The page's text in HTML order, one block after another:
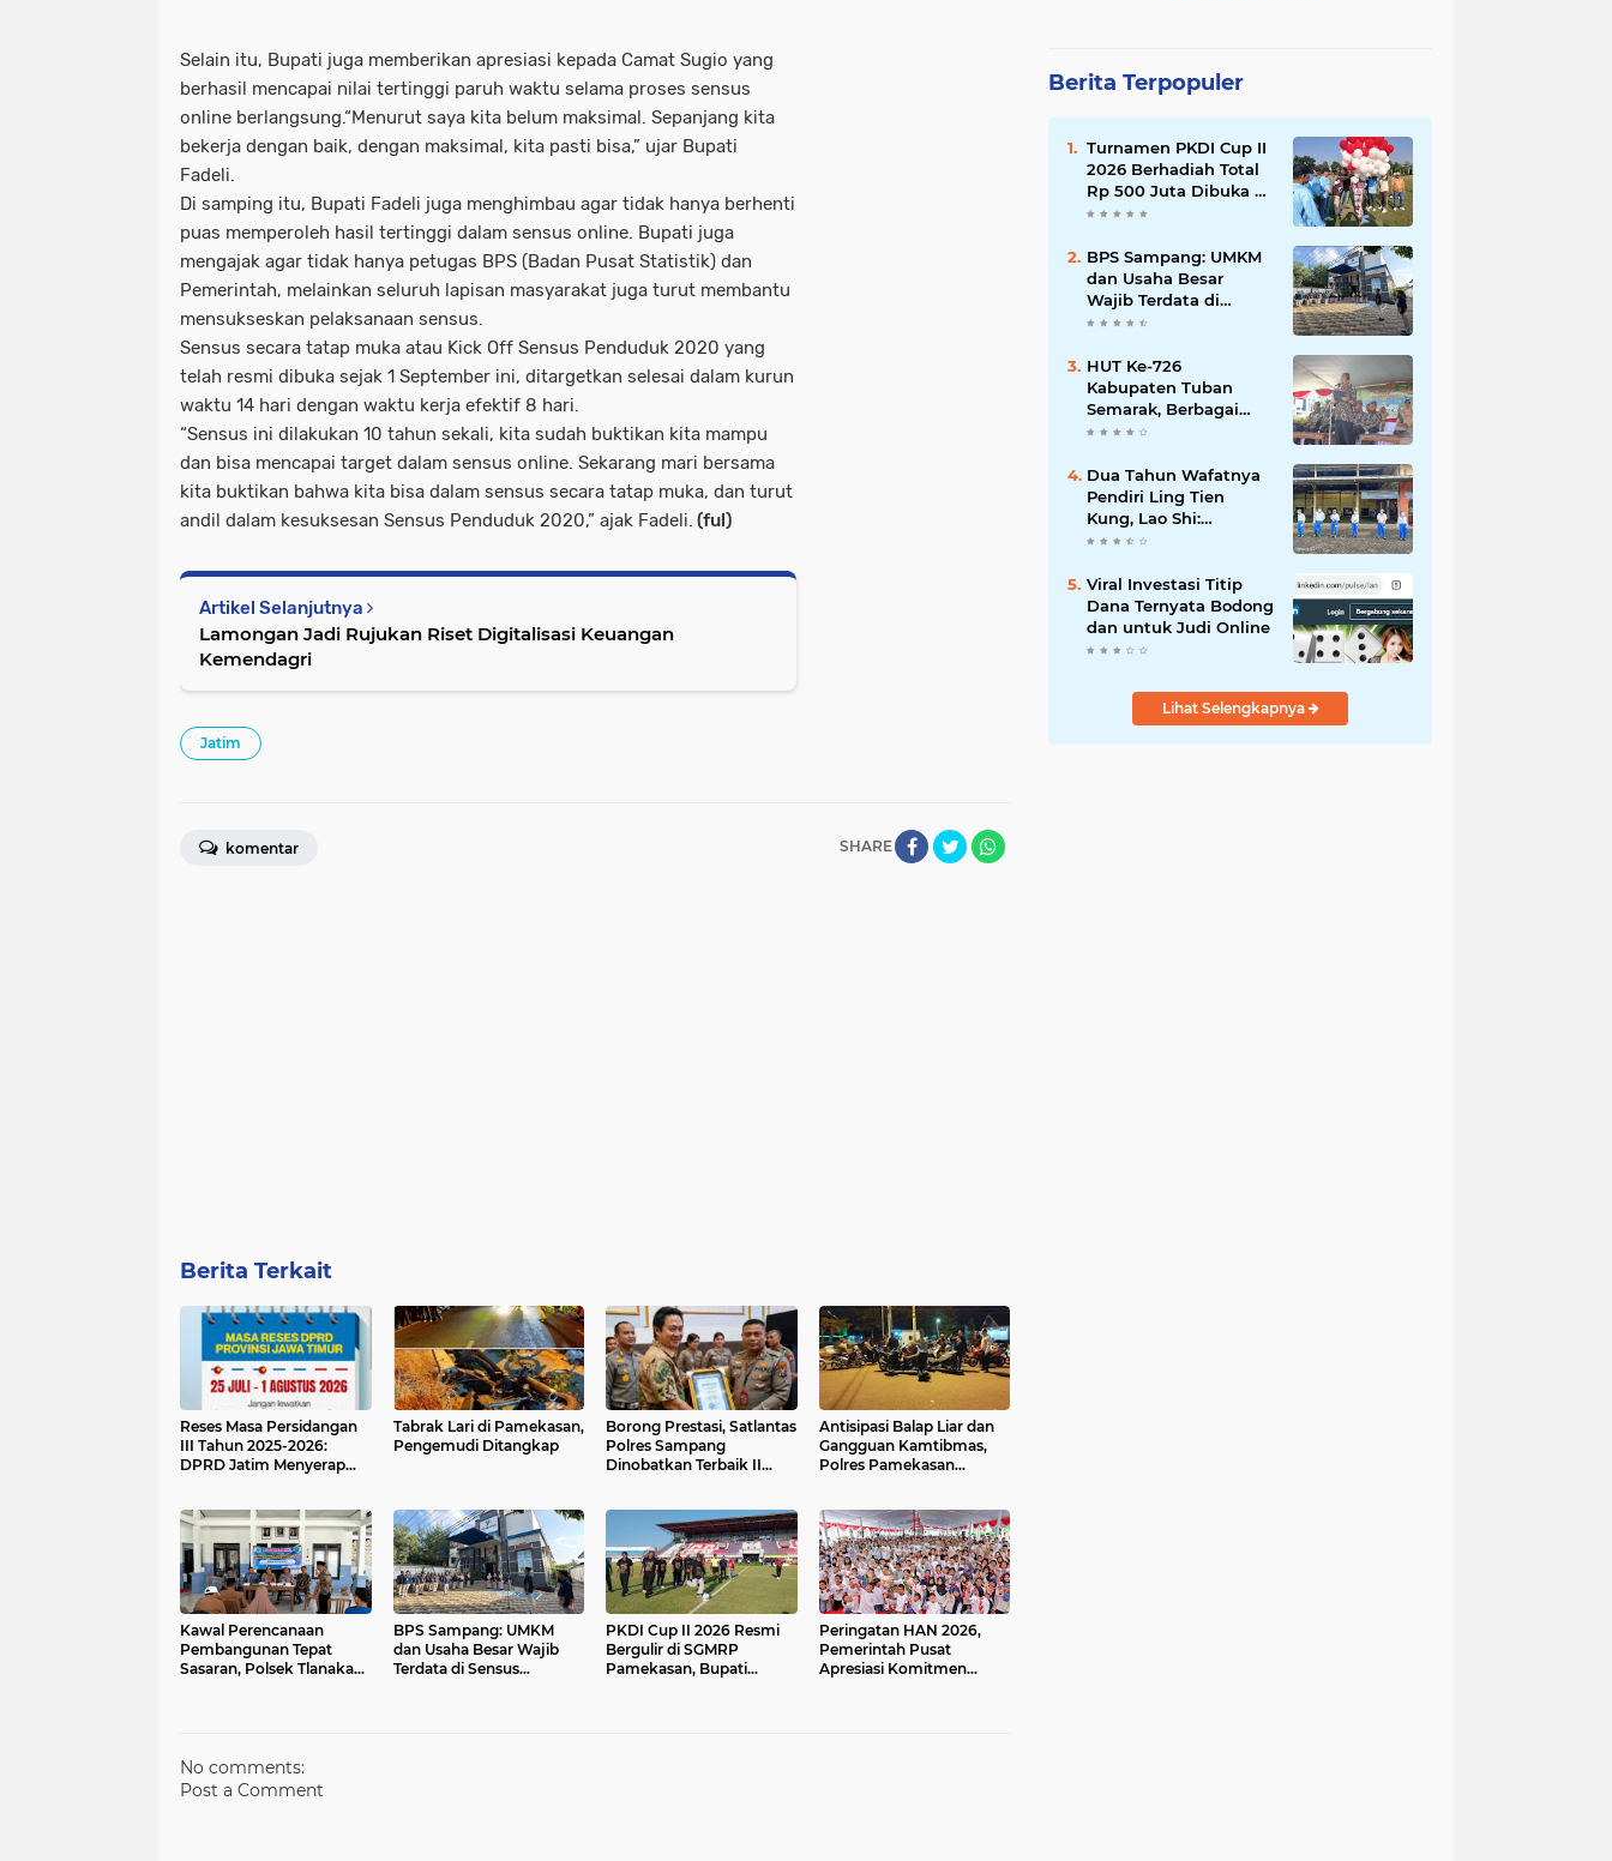
Selain itu, Bupati juga memberikan apresiasi kepada Camat Sugio yang
berhasil mencapai nilai tertinggi paruh waktu selama proses sensus
online berlangsung.“Menurut saya kita belum maksimal. Sepanjang kita
bekerja dengan baik, dengan maksimal, kita pasti bisa,” ujar Bupati
Fadeli.
Di samping itu, Bupati Fadeli juga menghimbau agar tidak hanya berhenti
puas memperoleh hasil tertinggi dalam sensus online. Bupati juga
mengajak agar tidak hanya petugas BPS (Badan Pusat Statistik) dan
Pemerintah, melainkan seluruh lapisan masyarakat juga turut membantu
mensukseskan pelaksanaan sensus.
Sensus secara tatap muka atau Kick Off Sensus Penduduk 2020 yang
telah resmi dibuka sejak 1 September ini, ditargetkan selesai dalam kurun
waktu 14 hari dengan waktu kerja efektif 8 hari.
“Sensus ini dilakukan 10 tahun sekali, kita sudah buktikan kita mampu
dan bisa mencapai target dalam sensus online. Sekarang mari bersama
kita buktikan bahwa kita bisa dalam sensus secara tatap muka, dan turut
andil dalam kesuksesan Sensus Penduduk 2020,” ajak Fadeli. (ful)
Artikel Selanjutnya
Lamongan Jadi Rujukan Riset Digitalisasi Keuangan
Kemendagri
Jatim
SHARE
komentar
Berita Terkait
Reses Masa Persidangan
III Tahun 2025-2026:
DPRD Jatim Menyerap
Timur
Tabrak Lari di Pamekasan,
Pengemudi Ditangkap
Borong Prestasi, Satlantas
Polres Sampang
Dinobatkan Terbaik II
Antisipasi Balap Liar dan
Gangguan Kamtibmas,
Polres Pamekasan
Kawal Perencanaan
Pembangunan Tepat
Sasaran, Polsek Tlanakan
BPS Sampang: UMKM
dan Usaha Besar Wajib
Terdata di Sensus
PKDI Cup II 2026 Resmi
Bergulir di SGMRP
Pamekasan, Bupati
Peringatan HAN 2026,
Pemerintah Pusat
Apresiasi Komitmen
No comments:
Post a Comment
Berita Terpopuler
Turnamen PKDI Cup II
2026 Berhadiah Total
Rp 500 Juta Dibuka di
Jombang, Ketua PKDI
Mahdi: Ajang
Silaturrahmi dan
Media Komunikasi
Antar-Kades untuk
BPS Sampang: UMKM
dan Usaha Besar
Wajib Terdata di
Sensus Ekonomi 2026,
Sasaran
HUT Ke-726
Kabupaten Tuban
Semarak, Berbagai
Prestasinya Pun
Dua Tahun Wafatnya
Pendiri Ling Tien
Kung, Lao Shi:
Amanah Harus Kita
Viral Investasi Titip
Dana Ternyata Bodong
dan untuk Judi Online
Lihat Selengkapnya